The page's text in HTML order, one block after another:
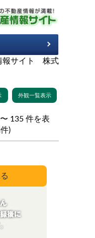
報サイト 株式
)